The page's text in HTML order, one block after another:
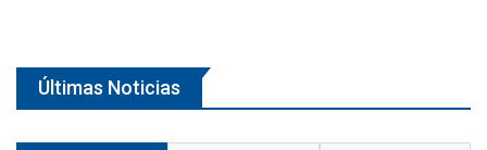
Últimas Noticias